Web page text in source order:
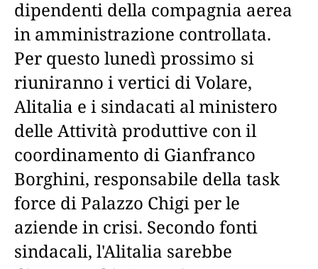
dipendenti della compagnia aerea
in amministrazione controllata.
Per questo lunedì prossimo si
riuniranno i vertici di Volare,
Alitalia e i sindacati al ministero
delle Attività produttive con il
coordinamento di Gianfranco
Borghini, responsabile della task
force di Palazzo Chigi per le
aziende in crisi. Secondo fonti
sindacali, l'Alitalia sarebbe